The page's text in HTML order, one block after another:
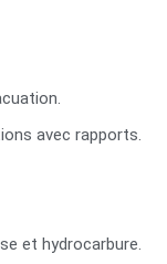
avec rapports.
et hydrocarbure.